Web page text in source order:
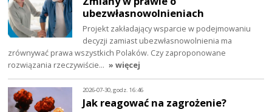
ubezwłasnowolnieniach
Projekt zakładający wsparcie w podejmowaniu
decyzji zamiast ubezwłasnowolnienia ma
zrównywać prawa wszystkich Polaków. Czy zaproponowane
rozwiązania rzeczywiście… » więcej
2026-07-30, godz. 16:46
Jak reagować na zagrożenie?